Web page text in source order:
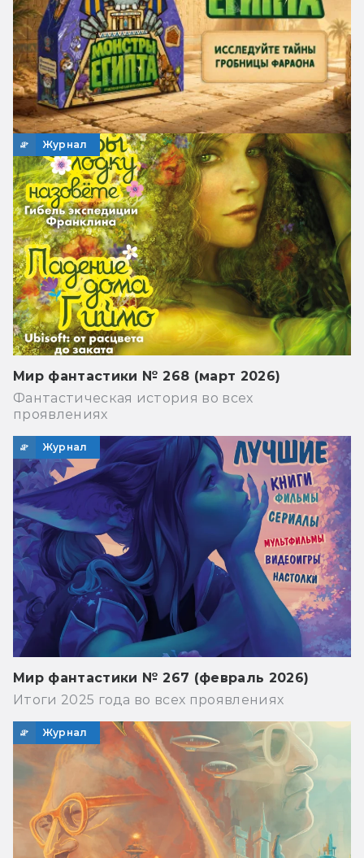
Журнал
Мир фантастики № 268 (март 2026)
Фантастическая история во всех
проявлениях
Журнал
Мир фантастики № 267 (февраль 2026)
Итоги 2025 года во всех проявлениях
Журнал